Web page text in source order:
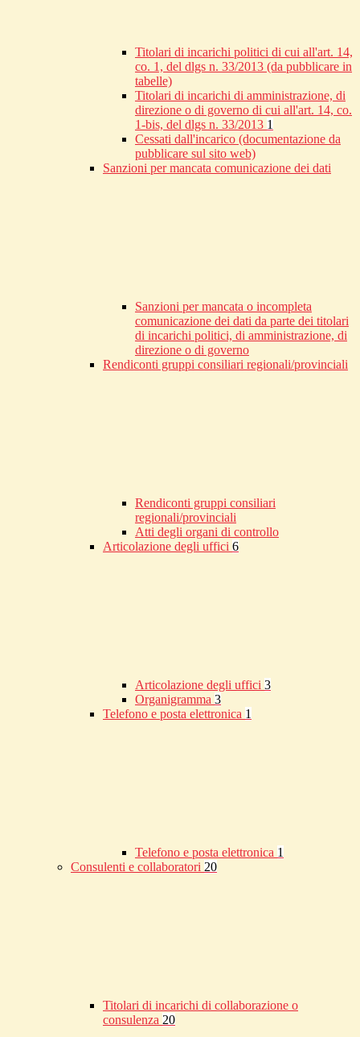
Titolari di incarichi politici di cui all'art. 14,
co. 1, del dlgs n. 33/2013 (da pubblicare in
tabelle)
Titolari di incarichi di amministrazione, di
direzione o di governo di cui all'art. 14, co.
1-bis, del dlgs n. 33/2013 1
Cessati dall'incarico (documentazione da
pubblicare sul sito web)
Sanzioni per mancata comunicazione dei dati
Sanzioni per mancata o incompleta
comunicazione dei dati da parte dei titolari
di incarichi politici, di amministrazione, di
direzione o di governo
Rendiconti gruppi consiliari regionali/provinciali
Rendiconti gruppi consiliari
regionali/provinciali
Atti degli organi di controllo
Articolazione degli uffici 6
Articolazione degli uffici 3
Organigramma 3
Telefono e posta elettronica 1
Telefono e posta elettronica 1
Consulenti e collaboratori 20
Titolari di incarichi di collaborazione o
consulenza 20